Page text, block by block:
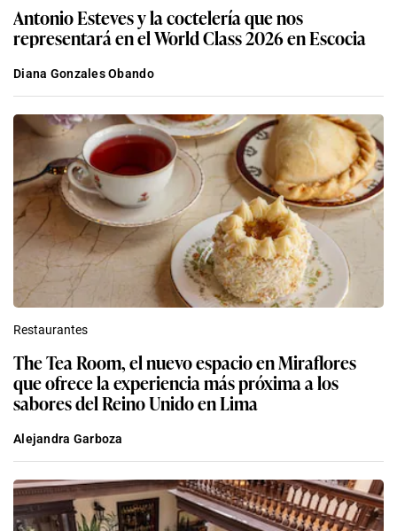
Antonio Esteves y la coctelería que nos
representará en el World Class 2026 en Escocia
Diana Gonzales Obando
Restaurantes
The Tea Room, el nuevo espacio en Miraflores
que ofrece la experiencia más próxima a los
sabores del Reino Unido en Lima
Alejandra Garboza